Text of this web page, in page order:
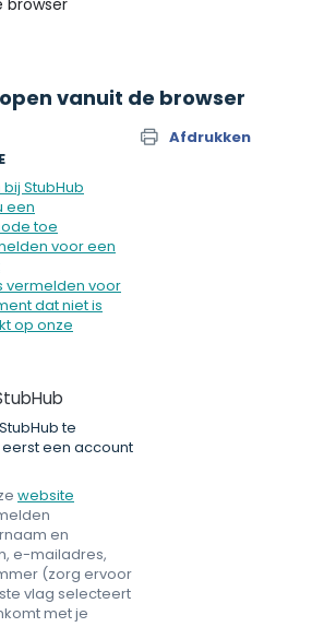
browser
vanuit de browser
Afdrukken
StubHub
een
toe
voor een
vermelden voor
dat niet is
op onze
te
een account
website
en
e-mailadres,
(zorg ervoor
vlag selecteert
met je